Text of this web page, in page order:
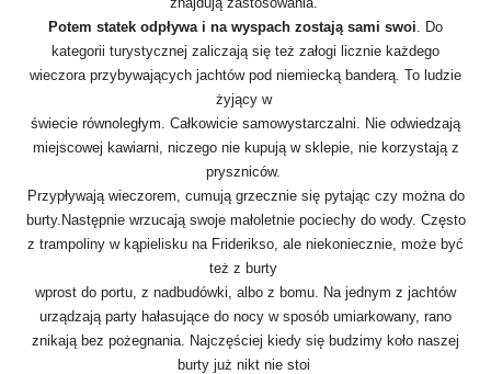
Potem statek odpływa i na wyspach zostają sami swoi. Do
kategorii turystycznej zaliczają się też załogi licznie każdego
wieczora przybywających jachtów pod niemiecką banderą. To ludzie
żyjący w
świecie równoległym. Całkowicie samowystarczalni. Nie odwiedzają
miejscowej kawiarni, niczego nie kupują w sklepie, nie korzystają z
pryszniców.
Przypływają wieczorem, cumują grzecznie się pytając czy można do
burty.Następnie wrzucają swoje małoletnie pociechy do wody. Często
z trampoliny w kąpielisku na Friderikso, ale niekoniecznie, może być
też z burty
wprost do portu, z nadbudówki, albo z bomu. Na jednym z jachtów
urządzają party hałasujące do nocy w sposób umiarkowany, rano
znikają bez pożegnania. Najczęściej kiedy się budzimy koło naszej
burty już nikt nie stoi